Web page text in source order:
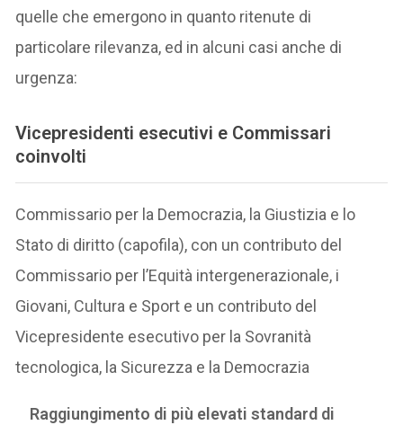
quelle che emergono in quanto ritenute di
particolare rilevanza, ed in alcuni casi anche di
urgenza:
Vicepresidenti esecutivi e Commissari
coinvolti
Commissario per la Democrazia, la Giustizia e lo
Stato di diritto (capofila), con un contributo del
Commissario per l’Equità intergenerazionale, i
Giovani, Cultura e Sport e un contributo del
Vicepresidente esecutivo per la Sovranità
tecnologica, la Sicurezza e la Democrazia
Raggiungimento di più elevati standard di